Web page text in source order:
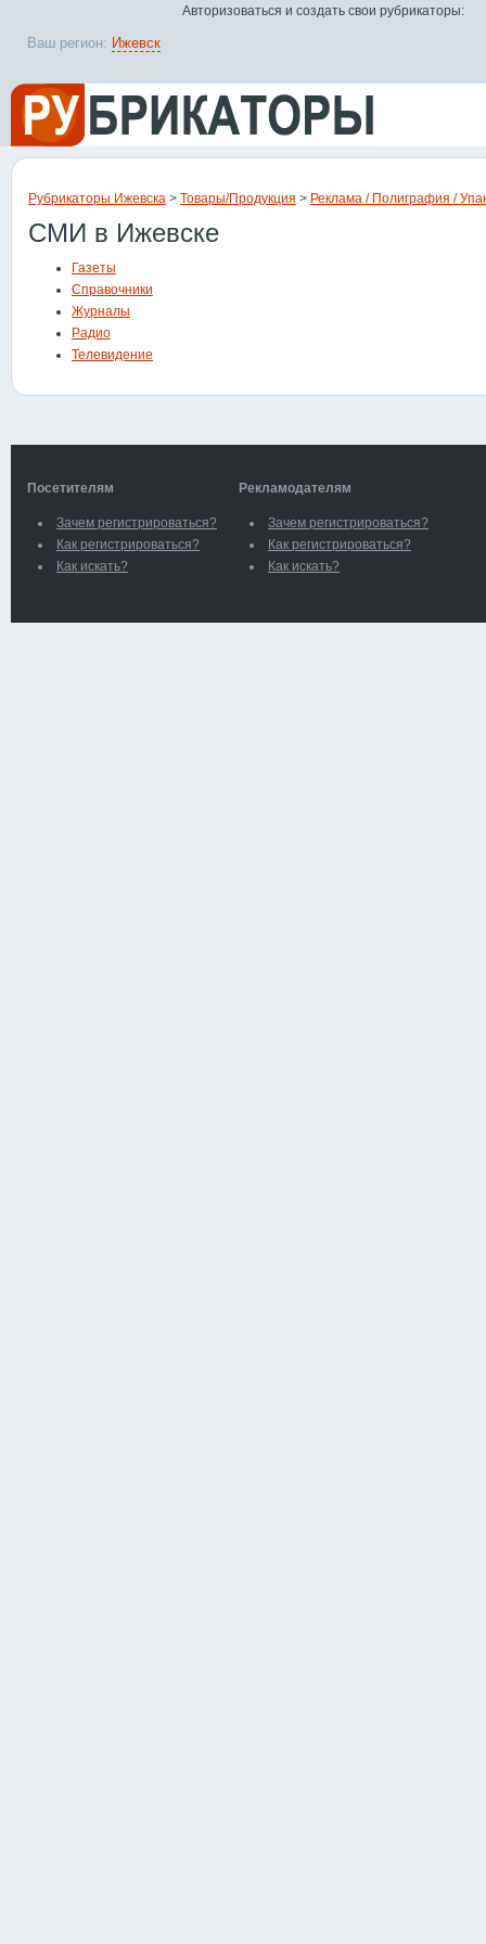
Рубрикаторы Ижевска > Товары/Продукция > Реклама / Полиграфия /
СМИ в Ижевске
Газеты
Справочники
Журналы
Радио
Телевидение
Посетителям
Зачем регистрироваться?
Как регистрироваться?
Как искать?
Рекламодателям
Зачем регистрироваться?
Как регистрироваться?
Как искать?
Ваш регион: Ижевск
Авторизоваться и создать свои рубрикаторы: